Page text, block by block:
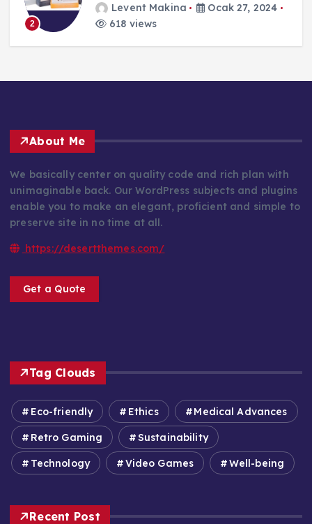
2
Levent Makina
Ocak 27, 2024
618 views
About Me
We basically center on quality code and rich plan with
unimaginable back. Our WordPress subjects and plugins
enable you to make an elegant, proficient and simple to
preserve site in no time at all.
https://desertthemes.com/
Get a Quote
Tag Clouds
Eco-friendly Ethics Medical Advances
Retro Gaming Sustainability
Technology Video Games Well-being
Recent Post